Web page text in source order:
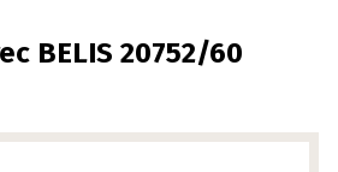
BELIS 20752/60